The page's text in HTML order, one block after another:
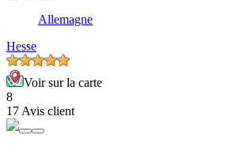
Allemagne
Hesse
Voir sur la carte
8
17 Avis client